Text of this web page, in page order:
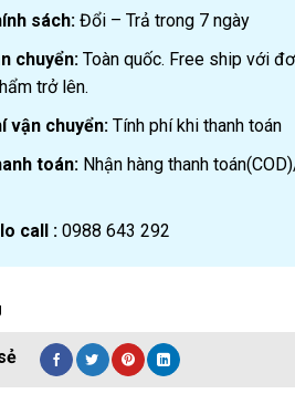
sách: Đổi – Trả trong 7 ngày
chuyển: Toàn quốc. Free ship với
trở lên.
vận chuyển: Tính phí khi thanh toán
toán: Nhận hàng thanh
call : 0988 643 292